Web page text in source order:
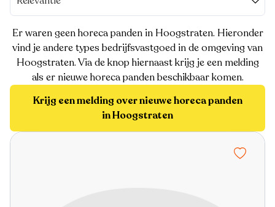
Er waren geen horeca panden in Hoogstraten. Hieronder
vind je andere types bedrijfsvastgoed in de omgeving van
Hoogstraten. Via de knop hiernaast krijg je een melding
als er nieuwe horeca panden beschikbaar komen.
Krijg een melding over nieuwe horeca panden
in Hoogstraten